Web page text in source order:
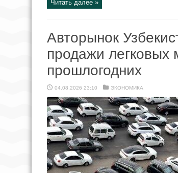
Читать далее »
Авторынок
продажи
прошлогодних
04.08.2026 23:10 ЭКОНОМИКА